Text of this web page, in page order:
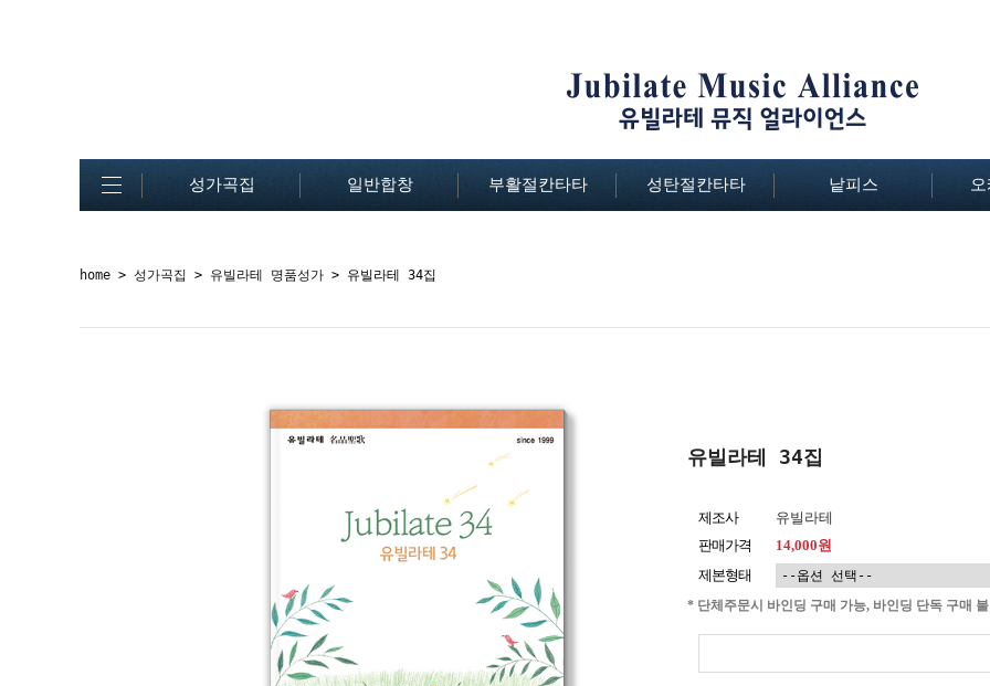
성가곡집 일반합창 부활절칸타타 성탄절칸타타 낱피스
home > 성가곡집 > 유빌라테 명품성가 > 유빌라테 34집
유빌라테 34집
제조사
유빌라테
판매가격
14,000원
제본형태
* 단체주문시 바인딩 구매 가능, 바인딩 단독 구매